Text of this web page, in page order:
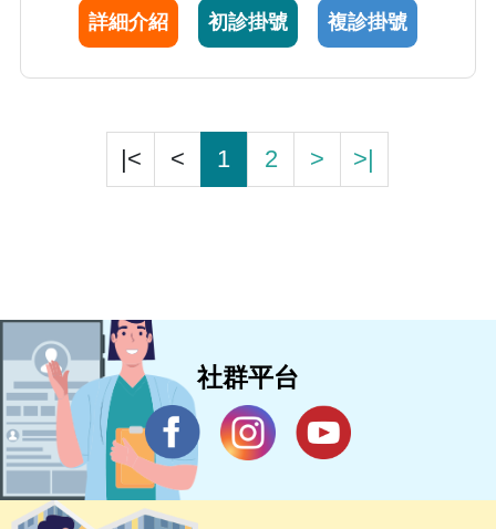
斑、微血管擴張及血管瘤雷射治療、脈衝光回
春治療、無創3TO趾甲矯正治療。
詳細介紹 初診掛號 複診掛號
|< < 1 2 > >|
社群平台